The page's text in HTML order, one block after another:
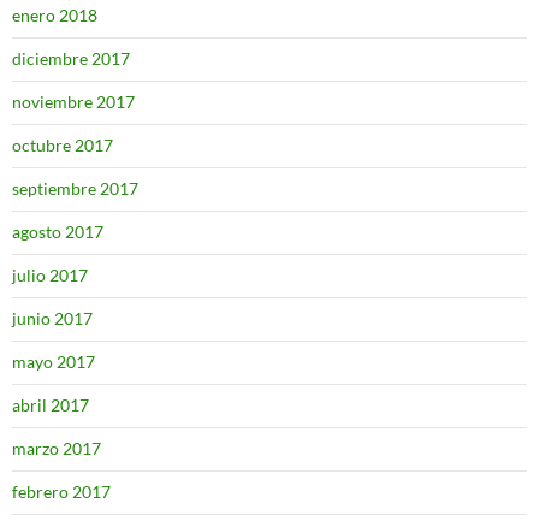
enero 2018
diciembre 2017
noviembre 2017
octubre 2017
septiembre 2017
agosto 2017
julio 2017
junio 2017
mayo 2017
abril 2017
marzo 2017
febrero 2017